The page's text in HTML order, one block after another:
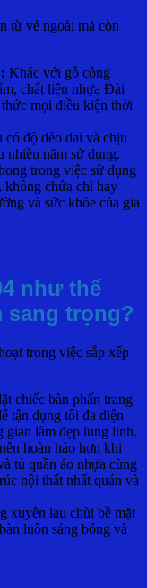
từ vẻ ngoài mà còn
Khác với gỗ công
chất liệu nhựa Đài
mọi điều kiện thời
có độ dẻo dai và chịu
nhiều năm sử dụng.
trong việc sử dụng
không chứa chì hay
và sức khỏe của gia
như thế
sang trọng?
trong việc sắp xếp
chiếc bàn phấn trang
tận dụng tối đa diện
gian làm đẹp lung linh.
hoàn hảo hơn khi
tủ quần áo nhựa cùng
nội thất nhất quán và
xuyên lau chùi bề mặt
luôn sáng bóng và